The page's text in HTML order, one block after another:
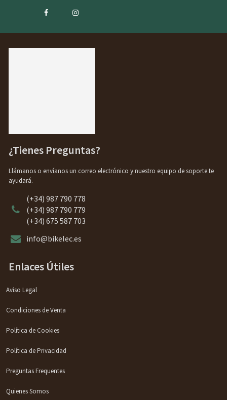
¿Tienes Preguntas?
Llámanos o envíanos un correo electrónico y nuestro equipo de soporte te
ayudará.
(+34) 987 790 778
(+34) 987 790 779
(+34) 675 587 703
info@bikelec.es
Enlaces Útiles
Aviso Legal
Condiciones de Venta
Política de Cookies
Política de Privacidad
Preguntas Frequentes
Quienes Somos